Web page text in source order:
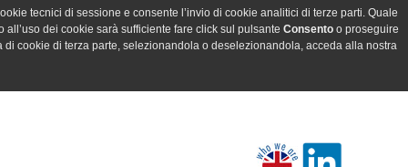
tecnici di sessione e consente l’invio di cookie analitici di terze parti. Quale
dei cookie sarà sufficiente fare click sul pulsante Consentoo proseguire
cookie di terza parte, selezionandola o deselezionandola, acceda alla nostra